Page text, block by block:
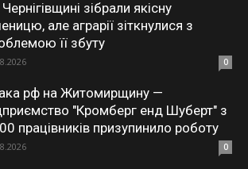
зібрали якісну
але аграрії зіткнулися з
її збуту
0
рф на Житомирщину —
"Кромберг енд Шуберт" з
працівників призупинило роботу
0